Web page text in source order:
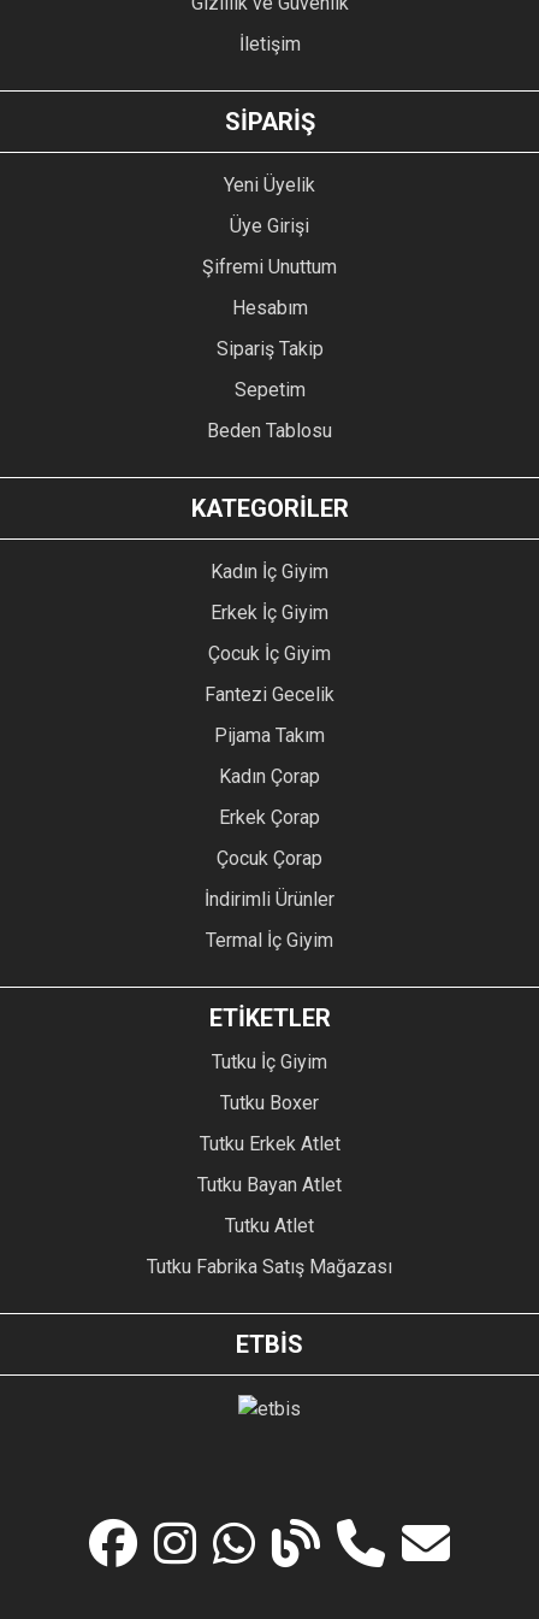
GÖNDER
İletişim
SİPARİŞ
Yeni Üyelik
Üye Girişi
Şifremi Unuttum
Hesabım
Sipariş Takip
Sepetim
Beden Tablosu
KATEGORİLER
Kadın İç Giyim
Erkek İç Giyim
Çocuk İç Giyim
Fantezi Gecelik
Pijama Takım
Kadın Çorap
Erkek Çorap
Çocuk Çorap
İndirimli Ürünler
Termal İç Giyim
ETİKETLER
Tutku İç Giyim
Tutku Boxer
Tutku Erkek Atlet
Tutku Bayan Atlet
Tutku Atlet
Tutku Fabrika Satış Mağazası
ETBİS